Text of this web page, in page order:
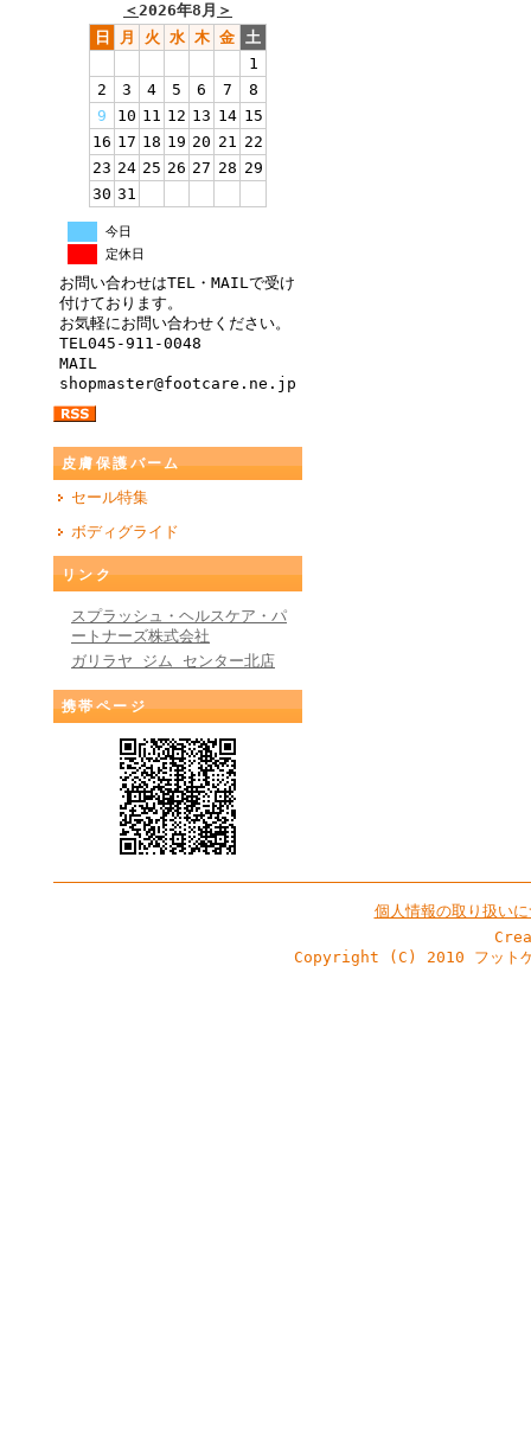
＜2026年8月 ＞
日
月 火 水 木 金 土
1
2
3 4 5 6 7
8
9
10 11 12 13 14 15
16 17 18 19 20 21 22
23 24 25 26 27 28 29
30 31
今日
定休日
お問い合わせはTEL・MAILで受け
付けております。
お気軽にお問い合わせください。
TEL045-911-0048
MAIL
shopmaster@footcare.ne.jp
皮膚保護バーム
セール特集
ボディグライド
リンク
スプラッシュ・ヘルスケア・パ
ートナーズ株式会社
ガリラヤ ジム センター北店
携帯ページ
個人情報の取り扱い
Copyright (C) 2010 フット